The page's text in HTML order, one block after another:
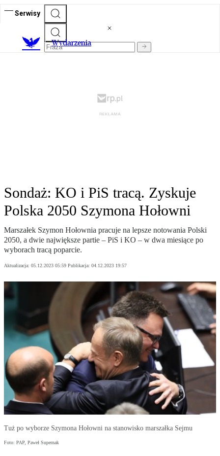
Serwisy
Wydarzenia
Sondaż: KO i PiS tracą. Zyskuje
Polska 2050 Szymona Hołowni
Marszałek Szymon Hołownia pracuje na lepsze notowania Polski
2050, a dwie największe partie – PiS i KO – w dwa miesiące po
wyborach tracą poparcie.
Aktualizacja: 05.12.2023 05:59 Publikacja: 04.12.2023 19:57
Tuż po wyborze Szymona Hołowni na stanowisko marszałka Sejmu
Foto: PAP, Paweł Supernak